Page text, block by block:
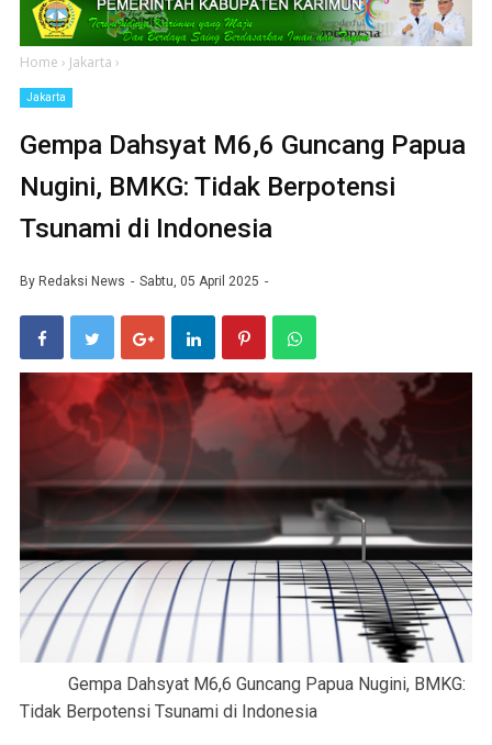
Home › Jakarta ›
Jakarta
Gempa Dahsyat M6,6 Guncang Papua
Nugini, BMKG: Tidak Berpotensi
Tsunami di Indonesia
By Redaksi News Sabtu, 05 April 2025
Gempa Dahsyat M6,6 Guncang Papua Nugini, BMKG:
Tidak Berpotensi Tsunami di Indonesia